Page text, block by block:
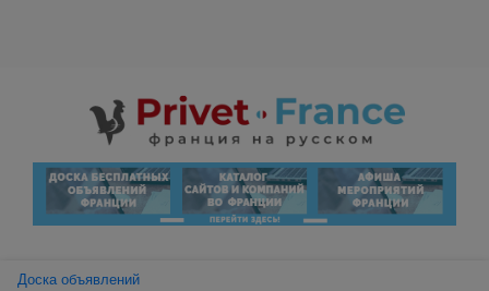
Доска объявлений